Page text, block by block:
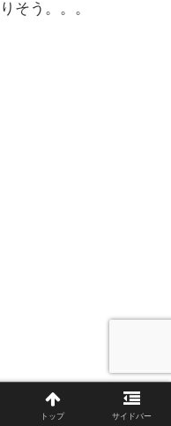
そう。。。
トップ サイドバー